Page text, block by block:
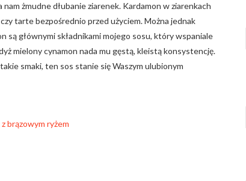
żmudne dłubanie ziarenek. Kardamon w ziarenkach
tarte bezpośrednio przed użyciem. Można jednak
są głównymi składnikami mojego sosu, który wspaniale
mielony cynamon nada mu gęstą, kleistą konsystencję.
smaki, ten sos stanie się Waszym ulubionym